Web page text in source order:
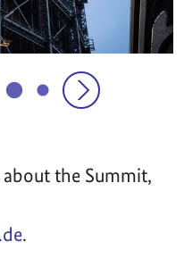
the Summit,
.